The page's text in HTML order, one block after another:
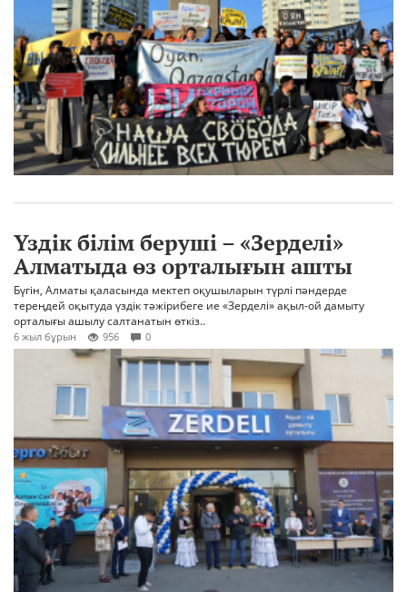
Үздік білім беруші – «Зерделі»
Алматыда өз орталығын ашты
Бүгін, Алматы қаласында мектеп оқушыларын түрлі пәндерде
тереңдей оқытуда үздік тәжірибеге ие «Зерделі» ақыл-ой дамыту
орталығы ашылу салтанатын өткіз..
6 жыл бұрын 956 0